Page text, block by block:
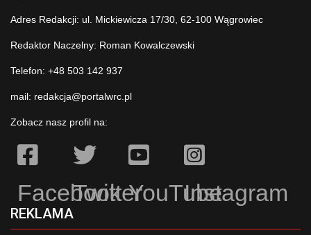
Adres Redakcji: ul. Mickiewicza 17/30, 62-100 Wągrowiec
Redaktor Naczelny: Roman Kowalczewski
Telefon: +48 503 142 937
mail: redakcja@portalwrc.pl
Zobacz nasz profil na:
Facebook
TwitterYouTubeInstagram
REKLAMA